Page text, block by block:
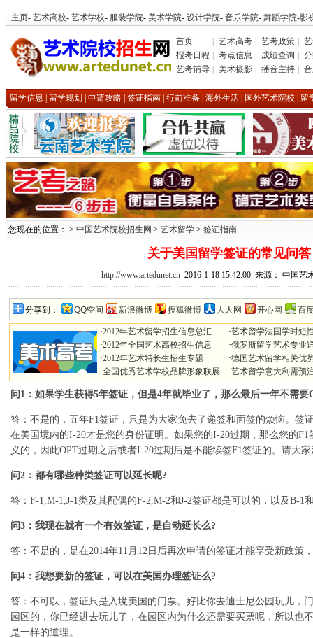
主页- 艺术高校- 艺术学校- 服装学院- 美术学院- 设计学院- 音乐学院- 舞蹈学院-影
首页 艺术高考 艺考政策
报考日程
考点信息 成绩查询
艺考辅导
美术摄影 播音主持
留学信息 留学规划 申请攻略 签证指南 行前准备 海外生活 国外艺术院校 留
您现在的位置： > 中国艺术院校招生网 > 艺术留学 > 签证指南
关于美国留学签证的常见问答
http://www.artedunet.cn2016-1-18 15:42:00 来源： 中国艺
分享到： QQ空间 新浪微博 搜狐微博 人人网 开心网 百
·2012年艺术留学招生信息总汇
·2012年全国艺术高校招生信息
·2012年艺术特长生招生专题
·全国优秀艺术学校品牌形象联展
·艺术留学法国学时短
·俄罗斯留学艺术专业
·德国艺术留学相关优
·艺术留学意大利需预
问1：如果学生获得5年签证，但是4年就毕业了，那么最后一年不需
答：不是的，五年F1签证，只是为大家免去了递签和面签的烦恼。签
在美国境内的I-20才是您的身份证明。如果您的I-20过期，那么您的
义的，因此OPT过期之后或者I-20过期后是不能续签F1签证的。请大
问2：都有哪些种类签证可以延长呢?
答：F-1,M-1,J-1类及其配偶的F-2,M-2和J-2签证都是可以的，以及B-1
问3：我现在就有一个有效签证，是自动延长么?
答：不是的，是在2014年11月12日后再次申请的签证才能享受新政策
问4：我想要新的签证，可以在美国办理签证么?
答：不可以，签证只是入境美国的门票。好比你去迪士尼公园玩儿，
园区的，你已经进去玩儿了，在园区内为什么还需要买票呢，所以也
是一样的道理。